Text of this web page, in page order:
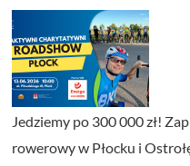
Jedziemy po 300 000 zł!
rowerowy w Płocku i